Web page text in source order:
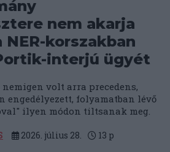
nem akarja
korszakban
interjú ügyét
volt arra precedens,
engedélyezett, folyamatban lévő
ilyen módon tiltsanak meg.
2026. július 28. 13 p